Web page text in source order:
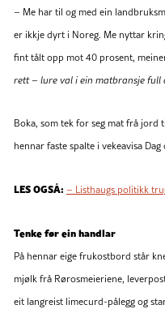
– Me har til og med ein
er ikkje dyrt i Noreg. Me nyttar
fint tålt opp mot 40 prosent,
rett – lure val i ein matbransje full
Boka, som tek for seg mat frå jord
hennar faste spalte i vekeavisa Dag
LES OGSÅ: – Listhaugs politikk
Tenke før ein handlar
På hennar eige frukostbord står
mjølk frå Rørosmeieriene,
eit langreist limecurd-pålegg og